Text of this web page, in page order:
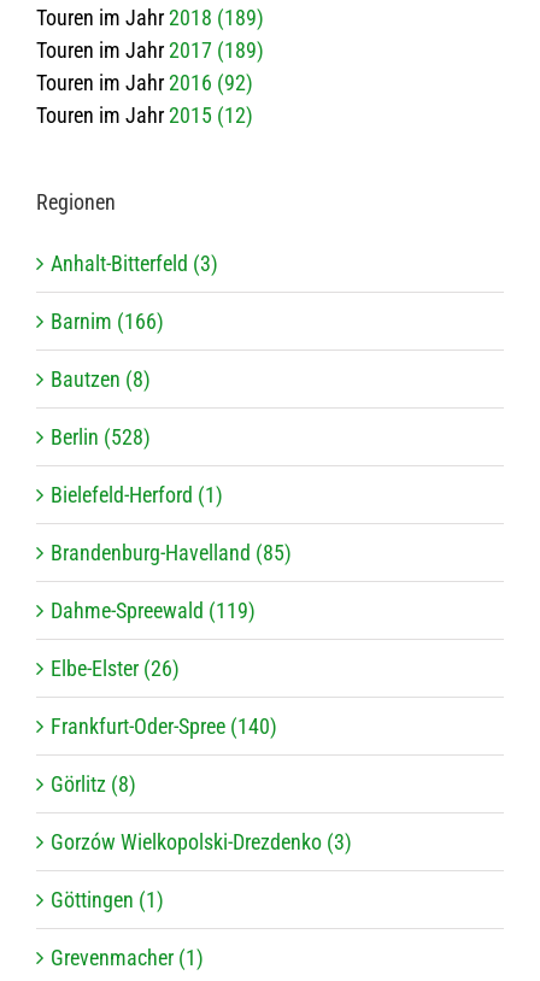
Touren im Jahr2018 (189)
Touren im Jahr2017 (189)
Touren im Jahr2016 (92)
Touren im Jahr2015 (12)
Regio­nen
Anhalt-Bitterfeld (3)
Barnim (166)
Bautzen (8)
Berlin (528)
Bielefeld-Herford (1)
Brandenburg-Havelland (85)
Dahme-Spreewald (119)
Elbe-Elster (26)
Frankfurt-Oder-Spree (140)
Görlitz (8)
Gorzów Wielkopolski-Drezdenko (3)
Göttingen (1)
Grevenmacher (1)